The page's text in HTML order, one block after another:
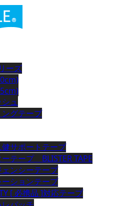
ーズ
ュ
ングテープ
サポートテープ
テープ BLISTER TAPE
ンシーテープ
ーションテープ
[ 必携品 ]対応テープ